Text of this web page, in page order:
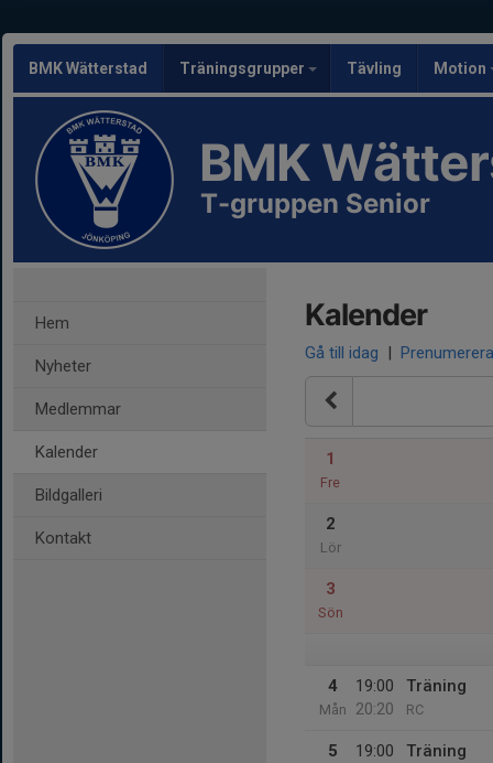
BMK Wätterstad Träningsgrupper Tävling Motion
BMK
T-gruppen Senior
Hem
Nyheter
Medlemmar
Kalender
Bildgalleri
Kontakt
Kalender
Gå till idag | Prenumerera
1
Fre
2
Lör
3
Sön
4
Mån
19:00
20:20
Träning
RC
5
19:00
Träning